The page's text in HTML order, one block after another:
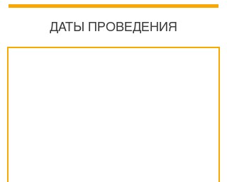
ДАТЫ ПРОВЕДЕНИЯ